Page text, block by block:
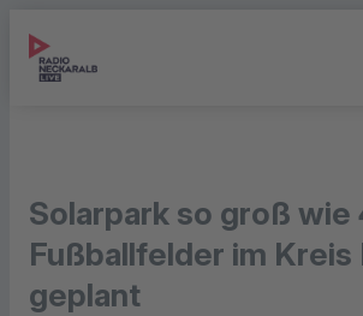
Solarpark so groß wie
Fußballfelder im Kreis
geplant